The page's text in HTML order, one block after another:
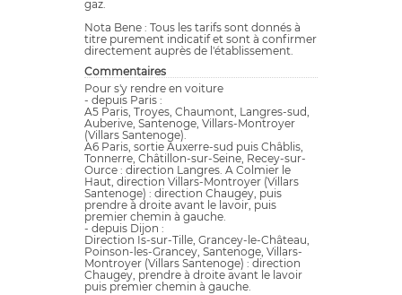
gaz.
Nota Bene : Tous les tarifs sont donnés à
titre purement indicatif et sont à confirmer
directement auprès de l'établissement.
Commentaires
Pour s'y rendre en voiture
- depuis Paris :
A5 Paris, Troyes, Chaumont, Langres-sud,
Auberive, Santenoge, Villars-Montroyer
(Villars Santenoge).
A6 Paris, sortie Auxerre-sud puis Châblis,
Tonnerre, Châtillon-sur-Seine, Recey-sur-
Ource : direction Langres. A Colmier le
Haut, direction Villars-Montroyer (Villars
Santenoge) : direction Chaugey, puis
prendre à droite avant le lavoir, puis
premier chemin à gauche.
- depuis Dijon :
Direction Is-sur-Tille, Grancey-le-Château,
Poinson-les-Grancey, Santenoge, Villars-
Montroyer (Villars Santenoge) : direction
Chaugey, prendre à droite avant le lavoir
puis premier chemin à gauche.